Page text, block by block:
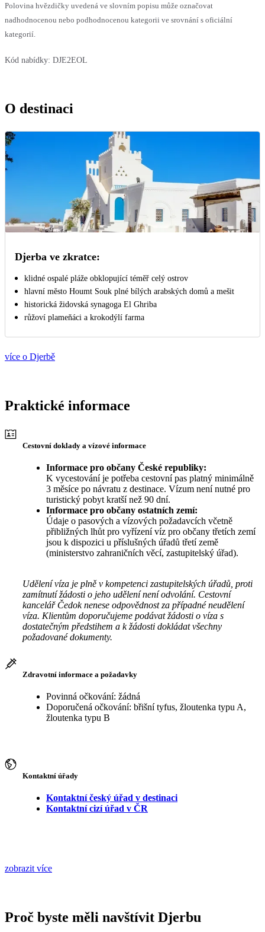
Polovina hvězdičky uvedená ve slovním popisu může označovat
nadhodnocenou nebo podhodnocenou kategorii ve srovnání s oficiální
kategorií.
Kód nabídky: DJE2EOL
O destinaci
Djerba ve zkratce:
klidné ospalé pláže obklopující téměř celý ostrov
hlavní město Houmt Souk plné bílých arabských domů a mešit
historická židovská synagoga El Ghriba
růžoví plameňáci a krokodýlí farma
více o Djerbě
Praktické informace
Cestovní doklady a vízové informace
Informace pro občany České republiky:
K vycestování je potřeba cestovní pas platný minimálně
3 měsíce po návratu z destinace. Vízum není nutné pro
turistický pobyt kratší než 90 dní.
Informace pro občany ostatních zemí:
Údaje o pasových a vízových požadavcích včetně
přibližných lhůt pro vyřízení víz pro občany třetích zemí
jsou k dispozici u příslušných úřadů třetí země
(ministerstvo zahraničních věcí, zastupitelský úřad).
Udělení víza je plně v kompetenci zastupitelských úřadů, proti
zamítnutí žádosti o jeho udělení není odvolání. Cestovní
kancelář Čedok nenese odpovědnost za případné neudělení
víza. Klientům doporučujeme podávat žádosti o víza s
dostatečným předstihem a k žádosti dokládat všechny
požadované dokumenty.
Zdravotní informace a požadavky
Povinná očkování: žádná
Doporučená očkování: břišní tyfus, žloutenka typu A,
žloutenka typu B
Kontaktní úřady
Kontaktní český úřad v destinaci
Kontaktní cizí úřad v ČR
zobrazit více
Proč byste měli navštívit Djerbu